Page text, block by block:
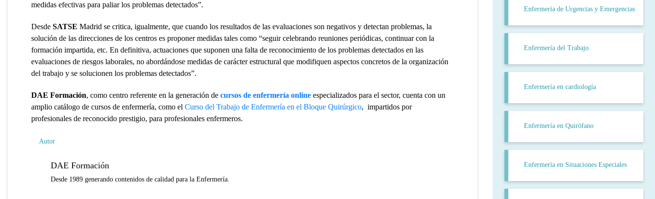
medidas efectivas para paliar los problemas detectados”.
Desde SATSE Madrid se critica, igualmente, que cuando los resultados de las evaluaciones son negativos y detectan problemas, la
solución de las direcciones de los centros es proponer medidas tales como “seguir celebrando reuniones periódicas, continuar con la
formación impartida, etc. En definitiva, actuaciones que suponen una falta de reconocimiento de los problemas detectados en las
evaluaciones de riesgos laborales, no abordándose medidas de carácter estructural que modifiquen aspectos concretos de la organización
del trabajo y se solucionen los problemas detectados”.
DAE Formación, como centro referente en la generación de cursos de enfermería online especializados para el sector, cuenta con un
amplio catálogo de cursos de enfermería, como el Curso del Trabajo de Enfermería en el Bloque Quirúrgico, impartidos por
profesionales de reconocido prestigio, para profesionales enfermeros.
Autor
DAE Formación
Desde 1989 generando contenidos de calidad para la Enfermería.
Enfermería de Urgencias y Emergencias
Enfermería del Trabajo
Enfermería en cardiología
Enfermería en Quirófano
Enfermería en Situaciones Especiales